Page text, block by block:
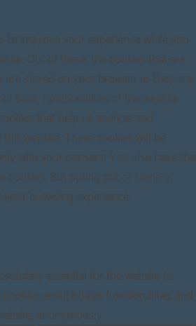
to improve your experience while you
Out of these, the cookies that are
are stored on your browser as they are
basic functionalities of the website.
that help us analyze and
website. These cookies will be
with your consent. You also have the
cookies. But opting out of some of
browsing experience.
essential for the website to
ensure basic functionalities and
anonymously.